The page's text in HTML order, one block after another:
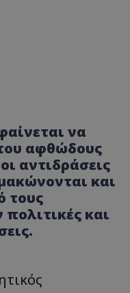
να
του αφθώδους
αντιδράσεις
και
τους
και